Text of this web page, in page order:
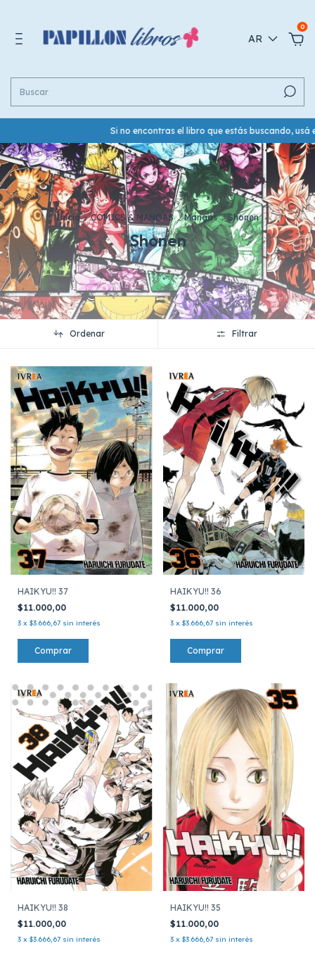
AR
0
Si no encontras el libro que estás buscando, usá el botón de
Inicio . COMICS & MANGAS . Mangas . Shonen
Shonen
Ordenar Filtrar
HAIKYU!! 37
$11.000,00
3 x $3.666,67 sin interés
HAIKYU!! 36
$11.000,00
3 x $3.666,67 sin interés
HAIKYU!! 38
$11.000,00
3 x $3.666,67 sin interés
HAIKYU!! 35
$11.000,00
3 x $3.666,67 sin interés